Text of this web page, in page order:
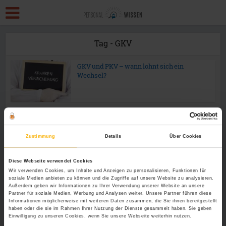
Zustimmung Details Über Cookies
Diese Webseite verwendet Cookies
Wir verwenden Cookies, um Inhalte und Anzeigen zu personalisieren, Funktionen für
soziale Medien anbieten zu können und die Zugriffe auf unsere Website zu analysieren.
Außerdem geben wir Informationen zu Ihrer Verwendung unserer Website an unsere
Partner für soziale Medien, Werbung und Analysen weiter. Unsere Partner führen diese
Informationen möglicherweise mit weiteren Daten zusammen, die Sie ihnen bereitgestellt
haben oder die sie im Rahmen Ihrer Nutzung der Dienste gesammelt haben. Sie geben
Einwilligung zu unseren Cookies, wenn Sie unsere Webseite weiterhin nutzen.
Tag - GKV
GKV und PKV – wann lohnt sich ein
Wechsel?